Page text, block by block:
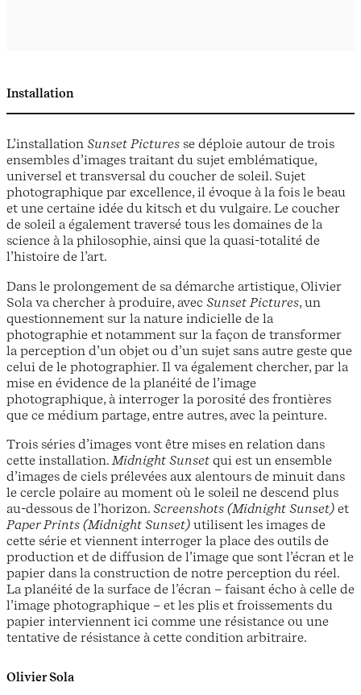
Installation
L’installation Sunset Pictures se déploie autour de trois
ensembles d’images traitant du sujet emblématique,
universel et transversal du coucher de soleil. Sujet
photographique par excellence, il évoque à la fois le beau
et une certaine idée du kitsch et du vulgaire. Le coucher
de soleil a également traversé tous les domaines de la
science à la philosophie, ainsi que la quasi-totalité de
l’histoire de l’art.
Dans le prolongement de sa démarche artistique, Olivier
Sola va chercher à produire, avec Sunset Pictures, un
questionnement sur la nature indicielle de la
photographie et notamment sur la façon de transformer
la perception d’un objet ou d’un sujet sans autre geste que
celui de le photographier. Il va également chercher, par la
mise en évidence de la planéité de l’image
photographique, à interroger la porosité des frontières
que ce médium partage, entre autres, avec la peinture.
Trois séries d’images vont être mises en relation dans
cette installation.Midnight Sunset qui est un ensemble
d’images de ciels prélevées aux alentours de minuit dans
le cercle polaire au moment où le soleil ne descend plus
au-dessous de l’horizon. Screenshots (Midnight Sunset) et
Paper Prints (Midnight Sunset) utilisent les images de
cette série et viennent interroger la place des outils de
production et de diffusion de l’image que sont l’écran et le
papier dans la construction de notre perception du réel.
La planéité de la surface de l’écran – faisant écho à celle de
l’image photographique – et les plis et froissements du
papier interviennent ici comme une résistance ou une
tentative de résistance à cette condition arbitraire.
Olivier Sola